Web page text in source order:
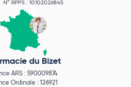
N° RPPS : 10102026845
du Bizet
ARS : 590009874
Ordinale : 126921